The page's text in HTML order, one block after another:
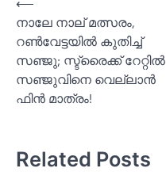
Post
navigation
നാലേ നാല് മത്സരം,
റണ്‍വേട്ടയില്‍ കുതിച്ച്‌
സഞ്ജു; സ്ട്രൈക്ക് റേറ്റില്‍
സഞ്ജുവിനെ വെല്ലാൻ
ഫിൻ മാത്രം!
Related Posts